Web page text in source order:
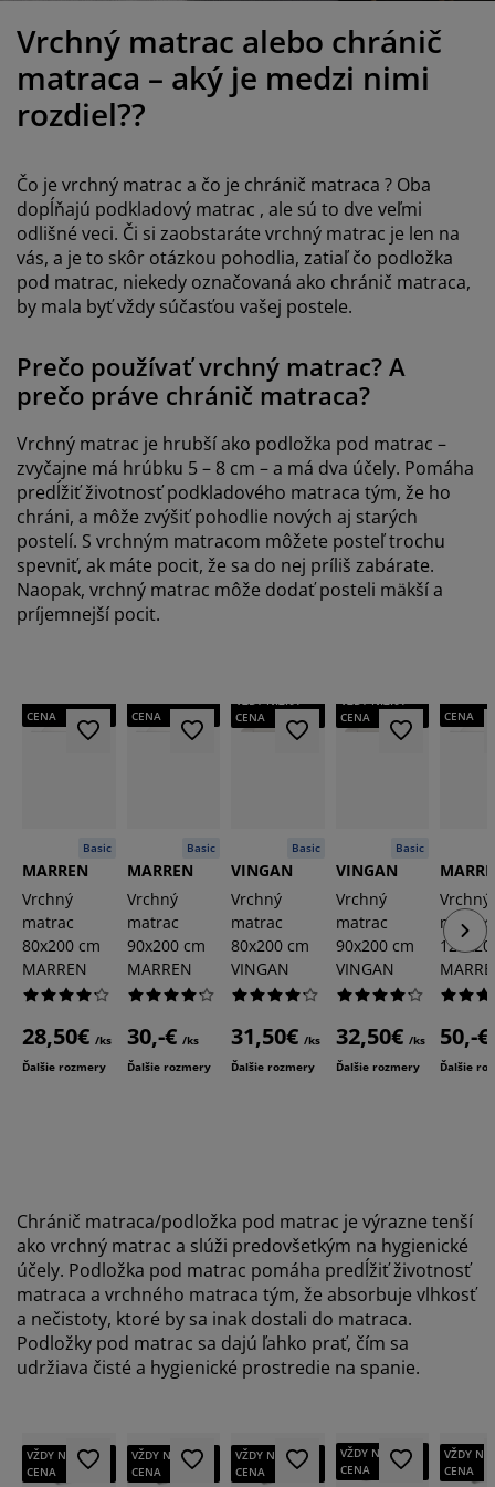
skrine
do spálne
s úložným priestorom
matrace
postele
nábytku
osvetlenie
izba
Vrchný matrac alebo chránič
matraca – aký je medzi nimi
rozdiel??
Čo je vrchný matrac a čo je chránič matraca ? Oba
dopĺňajú podkladový matrac , ale sú to dve veľmi
odlišné veci. Či si zaobstaráte vrchný matrac je len na
vás, a je to skôr otázkou pohodlia, zatiaľ čo podložka
pod matrac, niekedy označovaná ako chránič matraca,
by mala byť vždy súčasťou vašej postele.
Prečo používať vrchný matrac? A
prečo práve chránič matraca?
Vrchný matrac je hrubší ako podložka pod matrac –
zvyčajne má hrúbku 5 – 8 cm – a má dva účely. Pomáha
predĺžiť životnosť podkladového matraca tým, že ho
chráni, a môže zvýšiť pohodlie nových aj starých
postelí. S vrchným matracom môžete posteľ trochu
spevniť, ak máte pocit, že sa do nej príliš zabárate.
Naopak, vrchný matrac môže dodať posteli mäkší a
príjemnejší pocit.
CENA
Basic
MARREN
Vrchný
matrac
80x200 cm
MARREN
28,50€ /ks
Ďalšie rozmery
CENA
Basic
MARREN
Vrchný
matrac
90x200 cm
MARREN
30,-€ /ks
Ďalšie rozmery
CENA
Basic
VINGAN
Vrchný
matrac
80x200 cm
VINGAN
31,50€ /ks
Ďalšie rozmery
CENA
Basic
VINGAN
Vrchný
matrac
90x200 cm
VINGAN
32,50€ /ks
Ďalšie rozmery
CENA
Vrchný
matrac
50,-€
Ďalšie
Chránič matraca/podložka pod matrac je výrazne tenší
ako vrchný matrac a slúži predovšetkým na hygienické
účely. Podložka pod matrac pomáha predĺžiť životnosť
matraca a vrchného matraca tým, že absorbuje vlhkosť
a nečistoty, ktoré by sa inak dostali do matraca.
Podložky pod matrac sa dajú ľahko prať, čím sa
udržiava čisté a hygienické prostredie na spanie.
VŽDY NÍZKA
CENA
VŽDY NÍZKA
CENA
VŽDY NÍZKA
CENA
VŽDY NÍZKA
CENA
VŽDY
CENA